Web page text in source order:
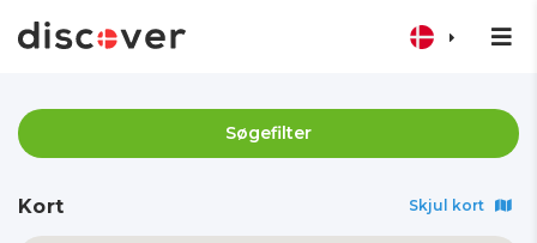
Søgefilter
Kort Skjul kort